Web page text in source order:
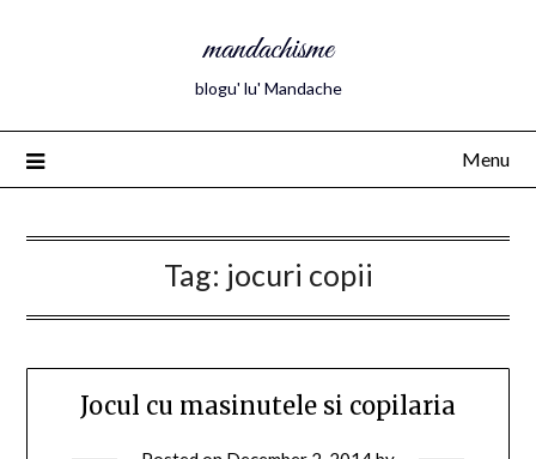
mandachisme
blogu' lu' Mandache
Menu
Tag: jocuri copii
Jocul cu masinutele si copilaria